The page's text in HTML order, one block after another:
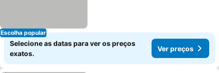
Escolha popular
Selecione as datas para ver os preços
exatos.
Ver preços